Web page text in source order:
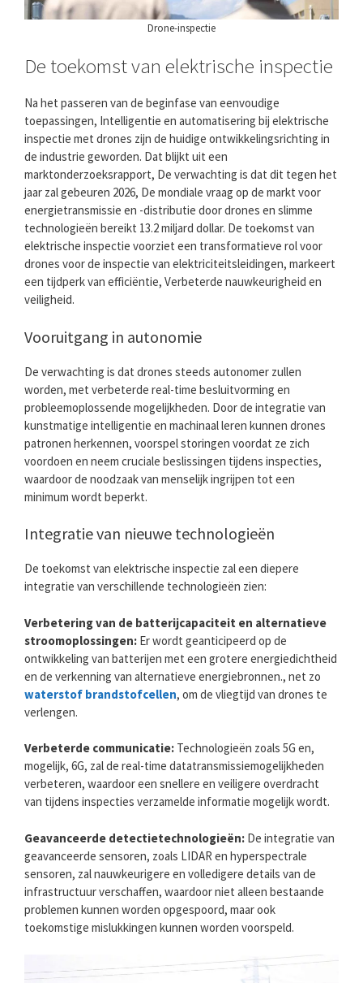
Drone-inspectie
De toekomst van elektrische inspectie
Na het passeren van de beginfase van eenvoudige
toepassingen, Intelligentie en automatisering bij elektrische
inspectie met drones zijn de huidige ontwikkelingsrichting in
de industrie geworden. Dat blijkt uit een
marktonderzoeksrapport, De verwachting is dat dit tegen het
jaar zal gebeuren 2026, De mondiale vraag op de markt voor
energietransmissie en -distributie door drones en slimme
technologieën bereikt 13.2 miljard dollar. De toekomst van
elektrische inspectie voorziet een transformatieve rol voor
drones voor de inspectie van elektriciteitsleidingen, markeert
een tijdperk van efficiëntie, Verbeterde nauwkeurigheid en
veiligheid.
Vooruitgang in autonomie
De verwachting is dat drones steeds autonomer zullen
worden, met verbeterde real-time besluitvorming en
probleemoplossende mogelijkheden. Door de integratie van
kunstmatige intelligentie en machinaal leren kunnen drones
patronen herkennen, voorspel storingen voordat ze zich
voordoen en neem cruciale beslissingen tijdens inspecties,
waardoor de noodzaak van menselijk ingrijpen tot een
minimum wordt beperkt.
Integratie van nieuwe technologieën
De toekomst van elektrische inspectie zal een diepere
integratie van verschillende technologieën zien:
Verbetering van de batterijcapaciteit en alternatieve
stroomoplossingen: Er wordt geanticipeerd op de
ontwikkeling van batterijen met een grotere energiedichtheid
en de verkenning van alternatieve energiebronnen., net zo
waterstof brandstofcellen, om de vliegtijd van drones te
verlengen.
Verbeterde communicatie: Technologieën zoals 5G en,
mogelijk, 6G, zal de real-time datatransmissiemogelijkheden
verbeteren, waardoor een snellere en veiligere overdracht
van tijdens inspecties verzamelde informatie mogelijk wordt.
Geavanceerde detectietechnologieën: De integratie van
geavanceerde sensoren, zoals LIDAR en hyperspectrale
sensoren, zal nauwkeurigere en volledigere details van de
infrastructuur verschaffen, waardoor niet alleen bestaande
problemen kunnen worden opgespoord, maar ook
toekomstige mislukkingen kunnen worden voorspeld.